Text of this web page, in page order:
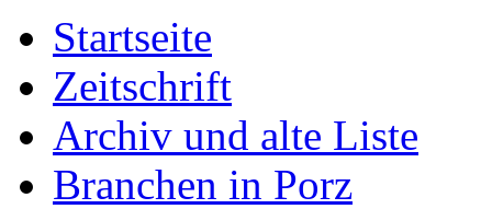
Startseite
Zeitschrift
Archiv und alte Liste
Branchen in Porz